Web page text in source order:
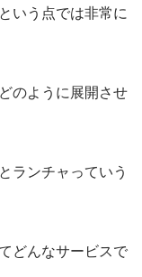
いう点では非常に
のように展開させ
ランチャっていう
どんなサービスで